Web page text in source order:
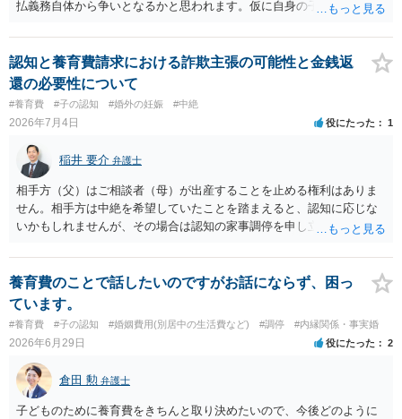
払義務自体から争いとなるかと思われます。仮に自身の子であったと
相手に弁護士がついているということであれば、依頼をするかしない
かは別として一度ご自身も個別に弁護士に相談をされたほうが良いで
しょう。
認知と養育費請求における詐欺主張の可能性と金銭返
還の必要性について
#養育費 #子の認知 #婚外の妊娠 #中絶
2026年7月4日 役にたった 1
稲井 要介 弁護士
相手方（父）はご相談者（母）が出産することを止める権利はありま
せん。相手方は中絶を希望していたことを踏まえると、認知に応じな
いかもしれませんが、その場合は認知の家事調停を申し立てることに
方に返還すべきものです。
養育費のことで話したいのですがお話にならず、困っ
ています。
#養育費 #子の認知 #婚姻費用(別居中の生活費など) #調停 #内縁関係・事実婚
2026年6月29日 役にたった 2
倉田 勲 弁護士
子どものために養育費をきちんと取り決めたいので、今後どのように